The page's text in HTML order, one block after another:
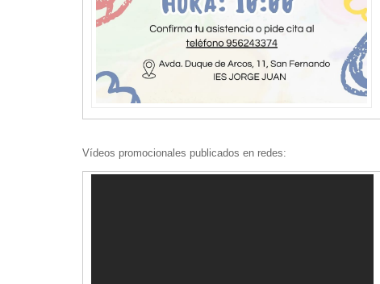
Vídeos promocionales publicados en redes: